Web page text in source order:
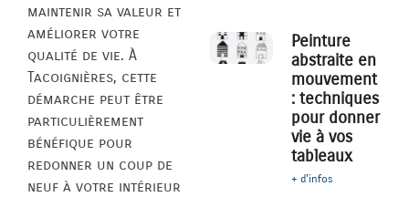
maintenir sa valeur et
améliorer votre
qualité de vie. À
Tacoignières, cette
démarche peut être
particulièrement
bénéfique pour
redonner un coup de
neuf à votre intérieur
Peinture
abstraite en
mouvement
: techniques
pour donner
vie à vos
tableaux
+ d'infos